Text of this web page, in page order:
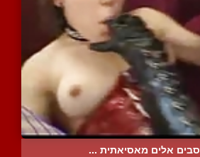
אלים מאסיאתית ...